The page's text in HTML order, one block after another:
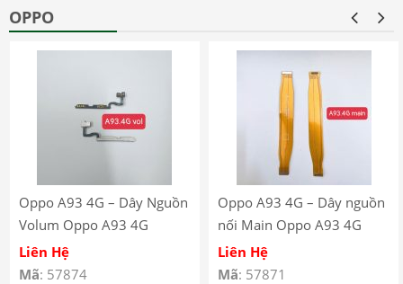
OPPO
Oppo A93 4G – Dây Nguồn
Volum Oppo A93 4G
CPH2121 CPH2123
Liên Hệ
Mã: 57874
Oppo A93 4G – Dây nguồn
nối Main Oppo A93 4G
CPH2121 CPH2123
Liên Hệ
Mã: 57871